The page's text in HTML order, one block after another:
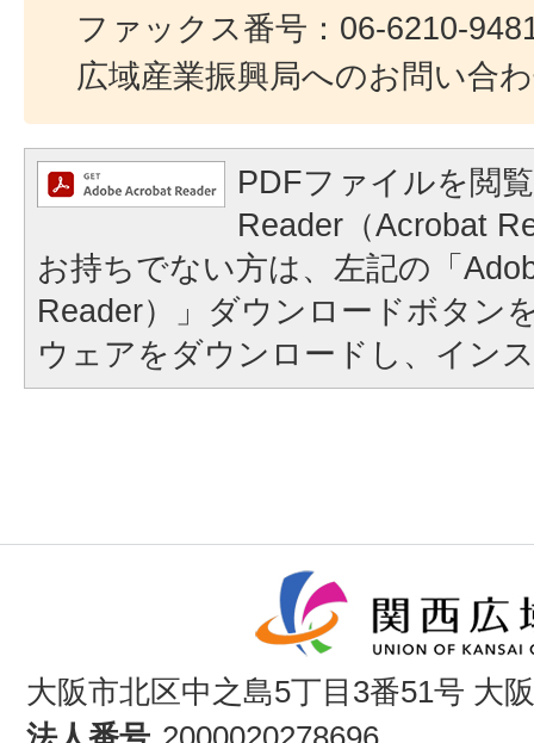
ファックス番号：06-6210-
広域産業振興局へのお問い合
PDFファイルを閲
Reader（Acrobat
お持ちでない方は、左記の「
Reader）」ダウンロードボタン
ウェアをダウンロードし、イン
大阪市北区中之島5丁目3番51号 大